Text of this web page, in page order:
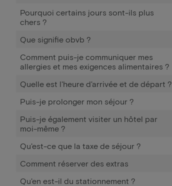
Pourquoi certains jours sont-ils plus
chers ?
Que signifie obvb ?
Comment puis-je communiquer mes
allergies et mes exigences alimentaires ?
Quelle est l'heure d'arrivée et de départ ?
Puis-je prolonger mon séjour ?
Puis-je également visiter un hôtel par
moi-même ?
Qu'est-ce que la taxe de séjour ?
Comment réserver des extras
Qu'en est-il du stationnement ?